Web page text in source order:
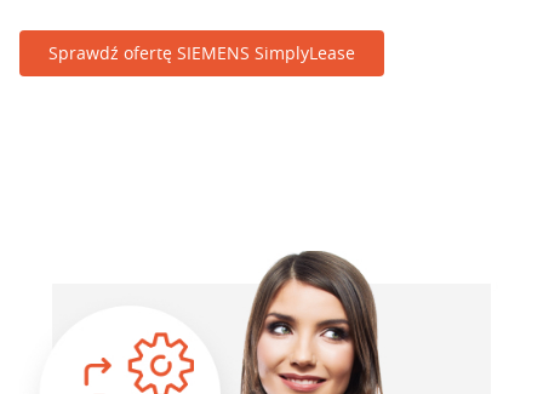
Sprawdź ofertę SIEMENS SimplyLease